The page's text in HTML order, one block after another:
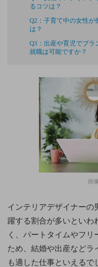
るコツは？
Q2：子育て中の女性が
は？
Q3：出産や育児でブ
就職は可能ですか？
画
インテリアデザイナーの
躍する割合が多いといわ
く、パートタイムやフ
ため、結婚や出産などラ
も適した仕事といえるで